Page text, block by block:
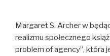
Margaret S. Archer w
realizmu społecznego
problem of agency”, która